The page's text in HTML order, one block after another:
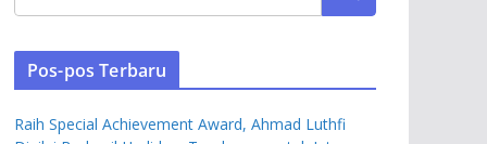
Pos-pos Terbaru
Raih Special Achievement Award, Ahmad Luthfi